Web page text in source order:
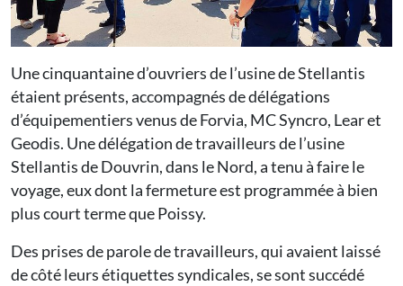
Une cinquantaine d’ouvriers de l’usine de Stellantis
étaient présents, accompagnés de délégations
d’équipementiers venus de Forvia, MC Syncro, Lear et
Geodis. Une délégation de travailleurs de l’usine
Stellantis de Douvrin, dans le Nord, a tenu à faire le
voyage, eux dont la fermeture est programmée à bien
plus court terme que Poissy.
Des prises de parole de travailleurs, qui avaient laissé
de côté leurs étiquettes syndicales, se sont succédé